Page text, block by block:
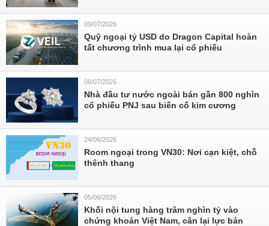
09/07/2026
Quỹ ngoại tỷ USD do Dragon Capital hoàn
tất chương trình mua lại cổ phiếu
08/07/2026
Nhà đầu tư nước ngoài bán gần 800 nghìn
cổ phiếu PNJ sau biến cố kim cương
24/06/2026
Room ngoại trong VN30: Nơi cạn kiệt, chỗ
thênh thang
05/06/2026
Khối nội tung hàng trăm nghìn tỷ vào
chứng khoán Việt Nam, cân lại lực bán